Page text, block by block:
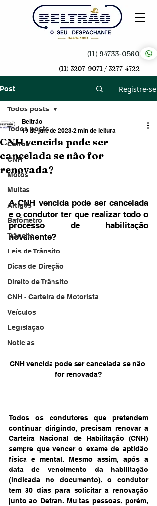
(11) 94733-0560
(11) 3207-9071 / 3277-4722
Post Registre-se
Todos posts
Carros
CNH
Motos
Multas
Artigos
Bafômetro
Trânsito
Leis de Trânsito
Dicas de Direção
Direito de Trânsito
CNH - Carteira de Motorista
Veículos
Legislação
Notícias
Todos posts
CNH vencida pode ser
cancelada se não for
renovada?
Beltrão
19 de jun. de 2023 2 min de leitura
A CNH vencida pode ser cancelada
e o condutor ter que realizar todo o
processo de habilitação
novamente?
CNH vencida pode ser cancelada se não
for renovada?
Todos os condutores que pretendem
continuar dirigindo, precisam renovar a
Carteira Nacional de Habilitação (CNH)
sempre que vencer o exame de aptidão
física e mental. Mesmo assim, após a
data de vencimento da habilitação
(indicada no documento), o condutor
tem 30 dias para solicitar a renovação
junto ao Detran. Muitas pessoas, porém,